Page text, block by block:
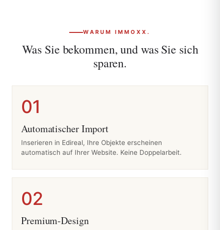
WARUM IMMOXX.
Was Sie bekommen, und was Sie sich
sparen.
01
Automatischer Import
Inserieren in Edireal, Ihre Objekte erscheinen
automatisch auf Ihrer Website. Keine Doppelarbeit.
02
Premium-Design